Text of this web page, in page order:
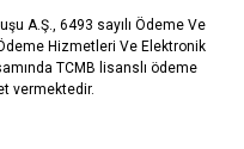
A.Ş., 6493 sayılı Ödeme Ve
Hizmetleri Ve Elektronik
TCMB lisanslı ödeme
vermektedir.